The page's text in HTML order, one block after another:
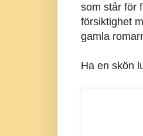
som står för
försiktighet
gamla
Ha en skön